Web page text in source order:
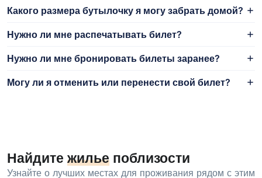
Какого размера бутылочку я могу забрать домой?
Нужно ли мне распечатывать билет?
Нужно ли мне бронировать билеты заранее?
Могу ли я отменить или перенести свой билет?
Найдите жилье поблизости
Узнайте о лучших местах для проживания рядом с этим